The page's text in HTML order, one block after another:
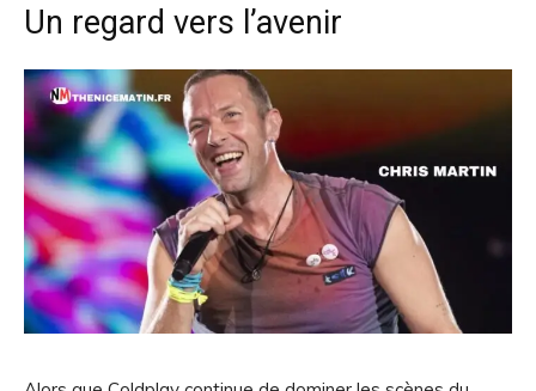
Un regard vers l’avenir